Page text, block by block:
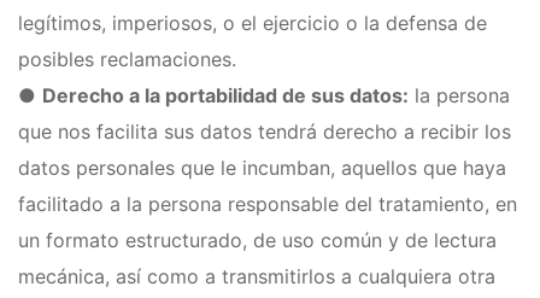
legítimos, imperiosos, o el ejercicio o la defensa de
posibles reclamaciones.
● Derecho a la portabilidad de sus datos: la persona
que nos facilita sus datos tendrá derecho a recibir los
datos personales que le incumban, aquellos que haya
facilitado a la persona responsable del tratamiento, en
un formato estructurado, de uso común y de lectura
mecánica, así como a transmitirlos a cualquiera otra